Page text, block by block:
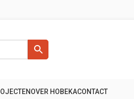
OVER HOBEKACONTACT